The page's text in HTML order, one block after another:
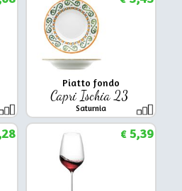
Piatto fondo
Capri Ischia 23
Saturnia
€5,39